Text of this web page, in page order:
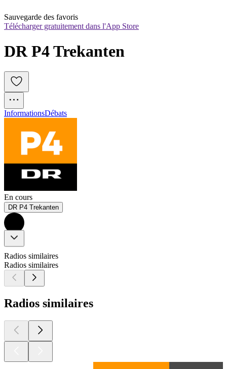
Sauvegarde des favoris
Télécharger gratuitement dans l'App Store
DR P4 Trekanten
InformationsDébats
En cours
DR P4 Trekanten
Radios similaires
Radios similaires
Radios similaires